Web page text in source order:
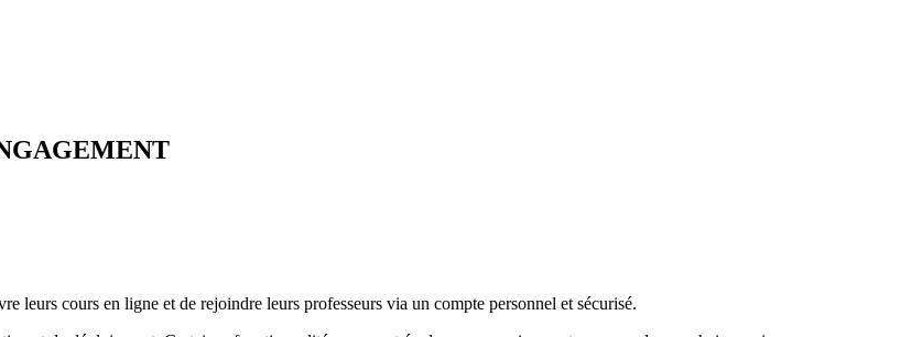
leurs cours en ligne et de rejoindre leurs professeurs via un compte personnel et sécurisé.